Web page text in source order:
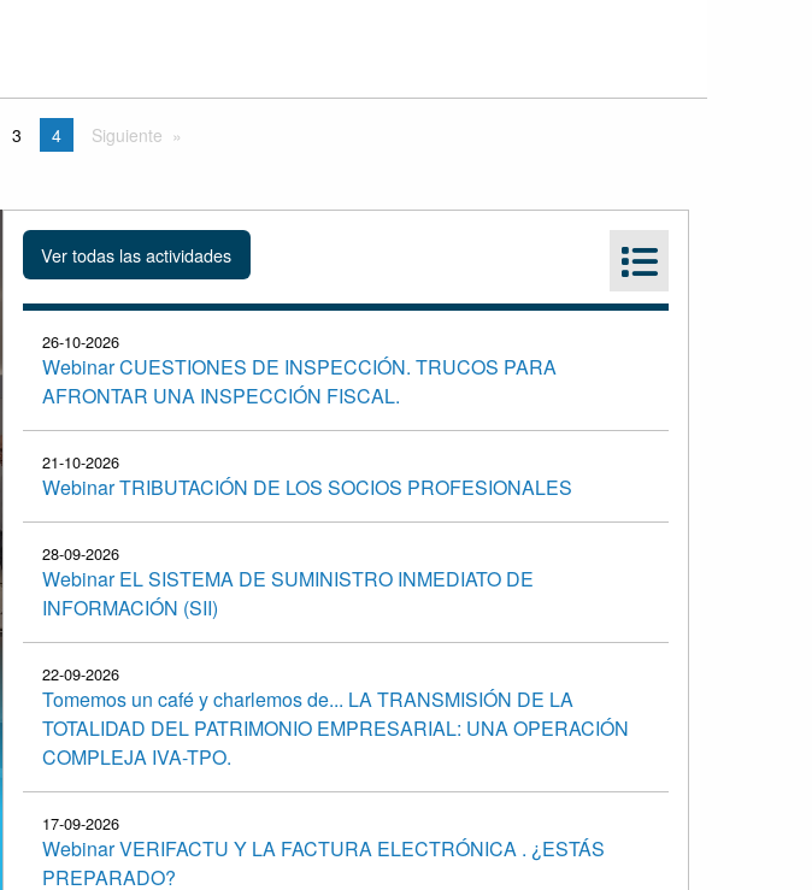
3 4 Siguiente
26-10-2026
Webinar CUESTIONES DE INSPECCIÓN. TRUCOS PARA
AFRONTAR UNA INSPECCIÓN FISCAL.
21-10-2026
Webinar TRIBUTACIÓN DE LOS SOCIOS PROFESIONALES
28-09-2026
Webinar EL SISTEMA DE SUMINISTRO INMEDIATO DE
INFORMACIÓN (SII)
22-09-2026
Tomemos un café y charlemos de... LA TRANSMISIÓN DE LA
TOTALIDAD DEL PATRIMONIO EMPRESARIAL: UNA OPERACIÓN
COMPLEJA IVA-TPO.
17-09-2026
Webinar VERIFACTU Y LA FACTURA ELECTRÓNICA . ¿ESTÁS
PREPARADO?